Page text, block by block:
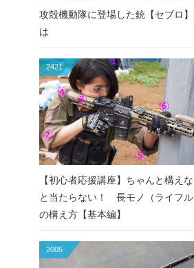
攻殻機動隊に登場した銃【セブロ】
は
2421
【初心者応援講座】ちゃんと構え
と当たらない！ 長モノ（ライフル
の構え方【基本編】
2005